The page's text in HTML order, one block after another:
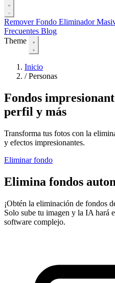
Remover Fondo Eliminador
Frecuentes Blog
Theme
Inicio
/ Personas
Fondos
perfil y más
Transforma tus fotos con la
y efectos impresionantes.
Eliminar fondo
Elimina fondos
¡Obtén la eliminación de fondos
Solo sube tu imagen y la IA hará
software complejo.